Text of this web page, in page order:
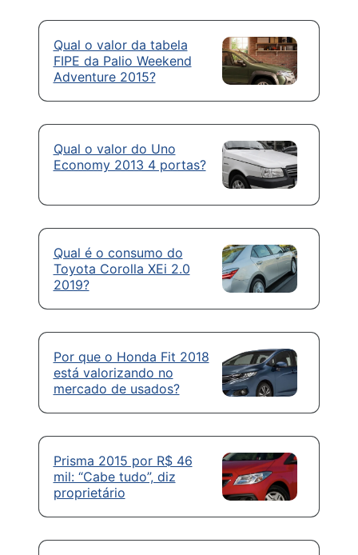
Qual o valor da tabela
FIPE da Palio Weekend
Adventure 2015?
Qual o valor do Uno
Economy 2013 4 portas?
Qual é o consumo do
Toyota Corolla XEi 2.0
2019?
Por que o Honda Fit 2018
está valorizando no
mercado de usados?
Prisma 2015 por R$ 46
mil: “Cabe tudo”, diz
proprietário